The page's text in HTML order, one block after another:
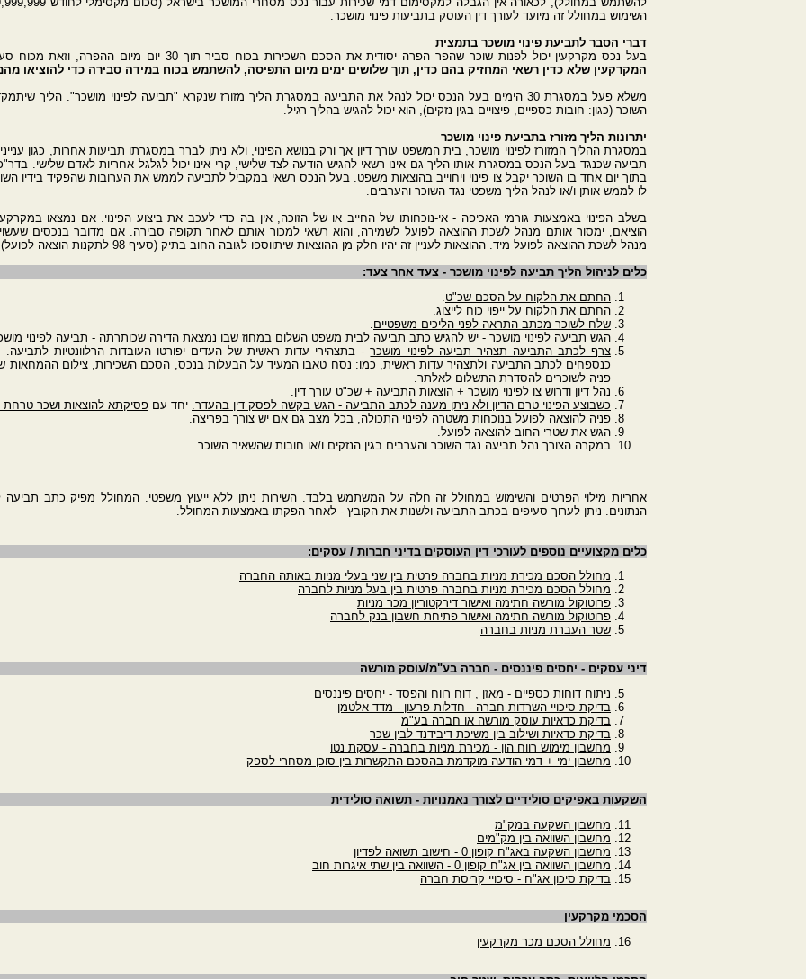
השימוש במחולל זה מיועד לעורך דין העוסק בתביעות פינוי מושכר.
דברי הסבר לתביעת פינוי מושכר בתמצית
בעל נכס מקרקעין יכול לפנות שוכר שהפר הפרה יסודית את הסכם השכירות בכוח סביר תוך 30 יום מיום ההפרה, וזאת מכוח סעיף 18ב לחוק המקרקעין האומר: "
המקרקעין שלא כדין רשאי המחזיק בהם כדין, תוך שלושים ימים מיום התפיסה, להשתמש בכוח במידה סבירה כדי להוציאו
משלא פעל במסגרת 30 הימים בעל הנכס יכול לנהל את התביעה במסגרת הליך מזורז שנקרא "תביעה לפינוי מושכר". הליך
השוכר (כגון: חובות כספיים, פיצויים בגין נזקים), הוא יכול להגיש בהליך רגיל.
יתרונות הליך מזורז בתביעת פינוי מושכר
במסגרת ההליך המזורז לפינוי מושכר, בית המשפט עורך דיון אך ורק בנושא הפינוי, ולא ניתן לברר במסגרתו תביעות אחרות, כגון
תביעה שכנגד בעל הנכס במסגרת אותו הליך גם אינו רשאי להגיש הודעה לצד שלישי, קרי אינו יכול לגלגל אחריות לאדם שלישי.
בתוך יום אחד בו השוכר יקבל צו פינוי ויחוייב בהוצאות משפט. בעל הנכס רשאי במקביל לתביעה לממש את הערובות שהפקיד בידיו
לו לממש אותן ו/או לנהל הליך משפטי נגד השוכר והערבים.
בשלב הפינוי באמצעות גורמי האכיפה - אי-נוכחותו של החייב או של הזוכה, אין בה כדי לעכב את ביצוע הפינוי. אם נמצאו
הוציאם, ימסור אותם מנהל לשכת ההוצאה לפועל לשמירה, והוא רשאי למכור אותם לאחר תקופה סבירה. אם מדובר בנכסים
מנהל לשכת ההוצאה לפועל מיד. ההוצאות לעניין זה יהיו חלק מן ההוצאות שיתווספו לגובה החוב בתיק (סעיף 98 לתקנות הוצאה לפועל).
כלים לניהול הליך תביעה לפינוי מושכר - צעד אחר צעד:
החתם את הלקוח על הסכם שכ"ט
החתם את הלקוח על ייפוי כוח לייצוג
שלח לשוכר מכתב התראה לפני הליכים משפטיים
הגש תביעה לפינוי מושכר - יש להגיש כתב תביעה לבית משפט השלום במחוז שבו נמצאת הדירה שכותרתה - תביעה לפינוי
צרף לכתב התביעה תצהיר תביעה לפינוי מושכר- בתצהירי עדות ראשית של העדים יפורטו העובדות הרלוונטיות
כנספחים לכתב התביעה ולתצהיר עדות ראשית, כמו: נסח טאבו המעיד על הבעלות בנכס, הסכם השכירות, צילום ההמחאות
פניה לשוכרים להסדרת התשלום לאלתר.
נהל דיון ודרוש צו לפינוי מושכר + הוצאות התביעה + שכ"ט עורך דין.
כשבוצע הפינוי טרם הדיון ולא ניתן מענה לכתב התביעה - הגש בקשה לפסק דין בהעדר. יחד עם פסיקתא להוצאות ושכר טרחת
פניה להוצאה לפועל בנוכחות משטרה לפינוי התכולה, בכל מצב גם אם יש צורך בפריצה.
הגש את שטרי החוב להוצאה לפועל.
במקרה הצורך נהל תביעה נגד השוכר והערבים בגין הנזקים ו/או חובות שהשאיר השוכר.
אחריות מילוי הפרטים והשימוש במחולל זה חלה על המשתמש בלבד. השירות ניתן ללא ייעוץ משפטי. המחולל מפיק כתב תביעה
הנתונים. ניתן לערוך סעיפים בכתב התביעה ולשנות את הקובץ - לאחר הפקתו באמצעות המחולל.
כלים מקצועיים נוספים לעורכי דין העוסקים בדיני חברות / עסקים:
מחולל הסכם מכירת מניות בחברה פרטית בין שני בעלי מניות באותה החברה
מחולל הסכם מכירת מניות בחברה פרטית בין בעל מניות לחברה
פרוטוקול מורשה חתימה ואישור דירקטוריון מכר מניות
פרוטוקול מורשה חתימה ואישור פתיחת חשבון בנק לחברה
שטר העברת מניות בחברה
דיני עסקים - יחסים פיננסים - חברה בע"מ/עוסק מורשה
ניתוח דוחות כספיים - מאזן , דוח רווח והפסד - יחסים פיננסים
בדיקת סיכויי השרדות חברה - חדלות פרעון - מדד אלטמן
בדיקת כדאיות עוסק מורשה או חברה בע"מ
בדיקת כדאיות ושילוב בין משיכת דיבידנד לבין שכר
מחשבון מימוש רווח הון - מכירת מניות בחברה - עסקת נטו
מחשבון ימי + דמי הודעה מוקדמת בהסכם התקשרות בין סוכן מסחרי לספק
השקעות באפיקים סולידיים לצורך נאמנויות - תשואה סולידית
מחשבון השקעה במק"מ
מחשבון השוואה בין מק"מים
מחשבון השקעה באג"ח קופון 0 - חישוב תשואה לפדיון
מחשבון השוואה בין אג"ח קופון 0 - השוואה בין שתי איגרות חוב
בדיקת סיכון אג"ח - סיכויי קריסת חברה
הסכמי מקרקעין
מחולל הסכם מכר מקרקעין